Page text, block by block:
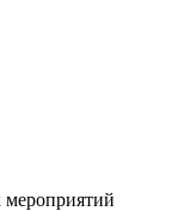
мероприятий